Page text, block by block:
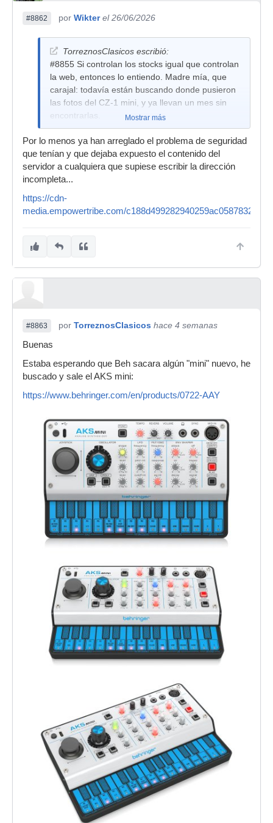
#8862 por Wikter el 26/06/2026
TorreznosClasicos escribió:
#8855 Si controlan los stocks igual que controlan
la web, entonces lo entiendo. Madre mía, que
carajal: todavía están buscando donde pusieron
las fotos del CZ-1 mini, y ya llevan un mes sin
encontrarlas.
Mostrar más
Por lo menos ya han arreglado el problema de seguridad
que tenían y que dejaba expuesto el contenido del
servidor a cualquiera que supiese escribir la dirección
incompleta...
https://cdn-
media.empowertribe.com/
#8863 por TorreznosClasicos hace 4 semanas
Buenas
Estaba esperando que Beh sacara algún "mini" nuevo, he
buscado y sale el AKS mini:
https://www.behringer.com/en/products/0722-AAY